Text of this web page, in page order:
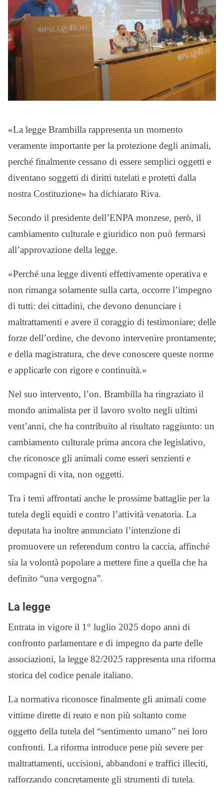
«La legge Brambilla rappresenta un momento
veramente importante per la protezione degli animali,
perché finalmente cessano di essere semplici oggetti e
diventano soggetti di diritti tutelati e protetti dalla
nostra Costituzione» ha dichiarato Riva.
Secondo il presidente dell’ENPA monzese, però, il
cambiamento culturale e giuridico non può fermarsi
all’approvazione della legge.
«Perché una legge diventi effettivamente operativa e
non rimanga solamente sulla carta, occorre l’impegno
di tutti: dei cittadini, che devono denunciare i
maltrattamenti e avere il coraggio di testimoniare; delle
forze dell’ordine, che devono intervenire prontamente;
e della magistratura, che deve conoscere queste norme
e applicarle con rigore e continuità.»
Nel suo intervento, l’on. Brambilla ha ringraziato il
mondo animalista per il lavoro svolto negli ultimi
vent’anni, che ha contribuito al risultato raggiunto: un
cambiamento culturale prima ancora che legislativo,
che riconosce gli animali come esseri senzienti e
compagni di vita, non oggetti.
Tra i temi affrontati anche le prossime battaglie per la
tutela degli equidi e contro l’attività venatoria. La
deputata ha inoltre annunciato l’intenzione di
promuovere un referendum contro la caccia, affinché
sia la volontà popolare a mettere fine a quella che ha
definito “una vergogna”.
La legge
Entrata in vigore il 1° luglio 2025 dopo anni di
confronto parlamentare e di impegno da parte delle
associazioni, la legge 82/2025 rappresenta una riforma
storica del codice penale italiano.
La normativa riconosce finalmente gli animali come
vittime dirette di reato e non più soltanto come
oggetto della tutela del “sentimento umano” nei loro
confronti. La riforma introduce pene più severe per
maltrattamenti, uccisioni, abbandoni e traffici illeciti,
rafforzando concretamente gli strumenti di tutela.